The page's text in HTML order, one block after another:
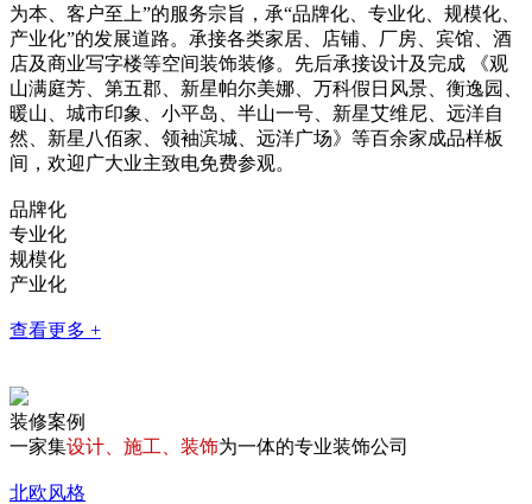
为本、客户至上”的服务宗旨，承“品牌化、专业化、规模化、
产业化”的发展道路。承接各类家居、店铺、厂房、宾馆、酒
店及商业写字楼等空间装饰装修。先后承接设计及完成 《观
山满庭芳、第五郡、新星帕尔美娜、万科假日风景、衡逸园、
暖山、城市印象、小平岛、半山一号、新星艾维尼、远洋自
然、新星八佰家、领袖滨城、远洋广场》等百余家成品样板
间，欢迎广大业主致电免费参观。
品牌化
专业化
规模化
产业化
查看更多 +
装修案例
一家集设计、施工、装饰为一体的专业装饰公司
北欧风格